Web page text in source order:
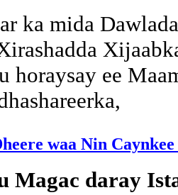
ka mida
horaysay ee
waa Nin Caynkee
Magac daray